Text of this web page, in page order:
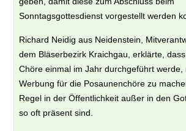
Sonntagsgottesdienst vorgestellt werden
Richard Neidig aus Neidenstein,
dem Bläserbezirk Kraichgau, erklärte,
Chöre einmal im Jahr durchgeführt werde,
Werbung für die Posaunenchöre zu
Regel in der Öffentlichkeit außer in den
so oft präsent sind.